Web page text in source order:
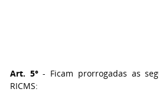
Art. 5°- Ficam prorrogadas as
RICMS: